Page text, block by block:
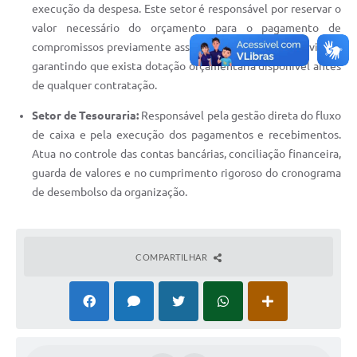
execução da despesa. Este setor é responsável por reservar o
valor necessário do orçamento para o pagamento de
compromissos previamente assumidos (compras ou serviços),
garantindo que exista dotação orçamentária disponível antes
de qualquer contratação.
Setor de Tesouraria: Responsável pela gestão direta do fluxo
de caixa e pela execução dos pagamentos e recebimentos.
Atua no controle das contas bancárias, conciliação financeira,
guarda de valores e no cumprimento rigoroso do cronograma
de desembolso da organização.
COMPARTILHAR